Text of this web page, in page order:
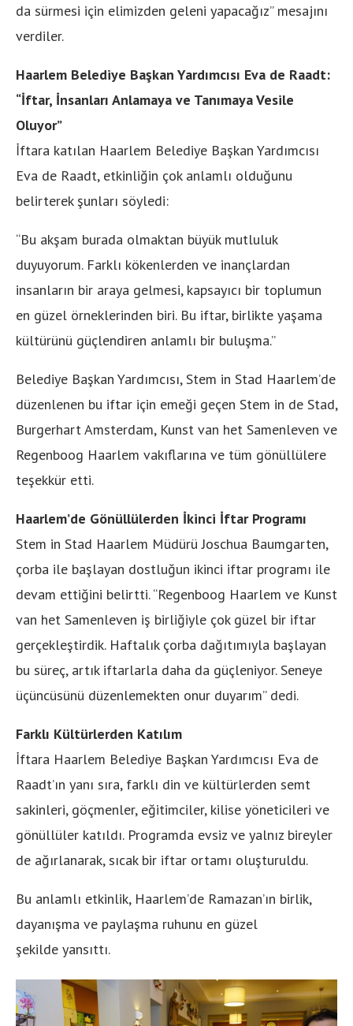
da sürmesi için elimizden geleni yapacağız” mesajını
verdiler.
Haarlem Belediye Başkan Yardımcısı Eva de Raadt:
“İftar, İnsanları Anlamaya ve Tanımaya Vesile
Oluyor”
İftara katılan Haarlem Belediye Başkan Yardımcısı
Eva de Raadt, etkinliğin çok anlamlı olduğunu
belirterek şunları söyledi:
“Bu akşam burada olmaktan büyük mutluluk
duyuyorum. Farklı kökenlerden ve inançlardan
insanların bir araya gelmesi, kapsayıcı bir toplumun
en güzel örneklerinden biri. Bu iftar, birlikte yaşama
kültürünü güçlendiren anlamlı bir buluşma.”
Belediye Başkan Yardımcısı, Stem in Stad Haarlem’de
düzenlenen bu iftar için emeği geçen Stem in de Stad,
Burgerhart Amsterdam, Kunst van het Samenleven ve
Regenboog Haarlem vakıflarına ve tüm gönüllülere
teşekkür etti.
Haarlem’de Gönüllülerden İkinci İftar Programı
Stem in Stad Haarlem Müdürü Joschua Baumgarten,
çorba ile başlayan dostluğun ikinci iftar programı ile
devam ettiğini belirtti. “Regenboog Haarlem ve Kunst
van het Samenleven iş birliğiyle çok güzel bir iftar
gerçekleştirdik. Haftalık çorba dağıtımıyla başlayan
bu süreç, artık iftarlarla daha da güçleniyor. Seneye
üçüncüsünü düzenlemekten onur duyarım” dedi.
Farklı Kültürlerden Katılım
İftara Haarlem Belediye Başkan Yardımcısı Eva de
Raadt’ın yanı sıra, farklı din ve kültürlerden semt
sakinleri, göçmenler, eğitimciler, kilise yöneticileri ve
gönüllüler katıldı. Programda evsiz ve yalnız bireyler
de ağırlanarak, sıcak bir iftar ortamı oluşturuldu.
Bu anlamlı etkinlik, Haarlem’de Ramazan’ın birlik,
dayanışma ve paylaşma ruhunu en güzel
şekilde yansıttı.